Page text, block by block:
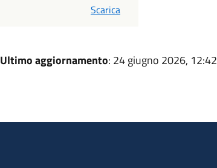
PDF
Scarica
Ultimo aggiornamento: 24 giugno 2026, 12:42